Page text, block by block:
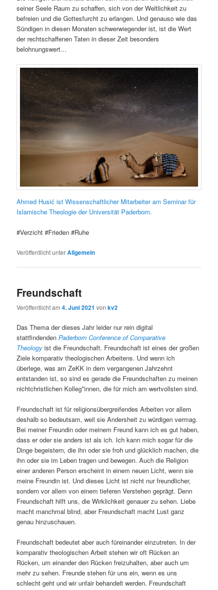
seiner Seele Raum zu schaffen, sich von der Weltlichkeit zu
befreien und die Gottesfurcht zu erlangen. Und genauso wie das
Sündigen in diesen Monaten schwerwiegender ist, ist die Wert
der rechtschaffenen Taten in dieser Zeit besonders
belohnungswert…
Ahmed Husić ist Wissenschaftlicher Mitarbeiter am Seminar für
Islamische Theologie der Universität Paderborn.
#Verzicht #Frieden #Ruhe
Veröffentlicht unterAllgemein
Freundschaft
Veröffentlicht am4. Juni 2021 vonkv2
Das Thema der dieses Jahr leider nur rein digital
stattfindendenPaderborn Conference of Comparative
Theology ist die Freundschaft. Freundschaft ist eines der großen
Ziele komparativ theologischen Arbeitens. Und wenn ich
überlege, was am ZeKK in dem vergangenen Jahrzehnt
entstanden ist, so sind es gerade die Freundschaften zu meinen
nichtchristlichen Kolleg*innen, die für mich am wertvollsten sind.
Freundschaft ist für religionsübergreifendes Arbeiten vor allem
deshalb so bedeutsam, weil sie Andersheit zu würdigen vermag.
Bei meiner Freundin oder meinem Freund kann ich es gut haben,
dass er oder sie anders ist als ich. Ich kann mich sogar für die
Dinge begeistern, die ihn oder sie froh und glücklich machen, die
ihn oder sie im Leben tragen und bewegen. Auch die Religion
einer anderen Person erscheint in einem neuen Licht, wenn sie
meine Freundin ist. Und dieses Licht ist nicht nur freundlicher,
sondern vor allem von einem tieferen Verstehen geprägt. Denn
Freundschaft hilft uns, die Wirklichkeit genauer zu sehen. Liebe
macht manchmal blind, aber Freundschaft macht Lust ganz
genau hinzuschauen.
Freundschaft bedeutet aber auch füreinander einzutreten. In der
komparativ theologischen Arbeit stehen wir oft Rücken an
Rücken, um einander den Rücken freizuhalten, aber auch um
mehr zu sehen. Freunde stehen für uns ein, wenn es uns
schlecht geht und wir unfair behandelt werden. Freundschaft